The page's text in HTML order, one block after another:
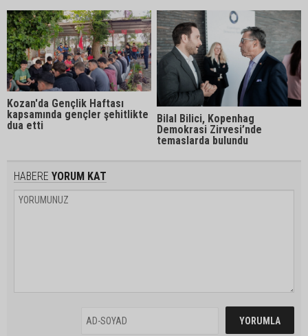
Kozan'da Gençlik Haftası
kapsamında gençler şehitlikte
dua etti
Bilal Bilici, Kopenhag
Demokrasi Zirvesi’nde
temaslarda bulundu
HABERE YORUM KAT